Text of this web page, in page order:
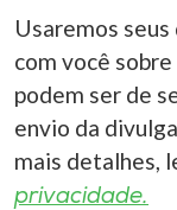
Unoesc
Store
Usaremos
com você
podem ser de
envio da
mais detalhes,
privacidade.